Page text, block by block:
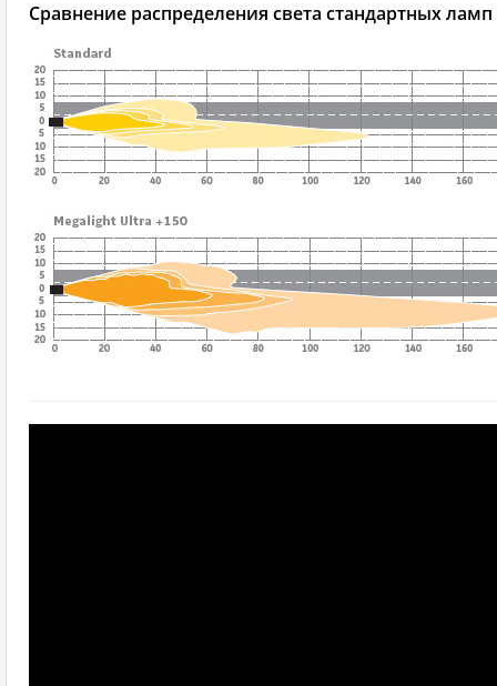
Сравнение распределения света стандартных ламп